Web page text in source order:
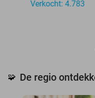
Verkocht: 4.783
🧩 De regio